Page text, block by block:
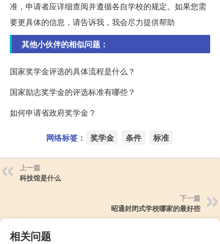
准，申请者应详细查阅并遵循各自学校的规定。如果您需
要更具体的信息，请告诉我，我会尽力提供帮助
其他小伙伴的相似问题：
国家奖学金评选的具体流程是什么？
国家励志奖学金的评选标准有哪些？
如何申请省政府奖学金？
网络标签： 奖学金 条件 标准
上一篇
科技馆是什么
下一篇
昭通封闭式学校哪家的最好些
相关问题